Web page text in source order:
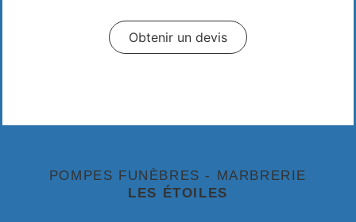
Obtenir un devis
POMPES FUNÈBRES - MARBRERIE
LES ÉTOILES